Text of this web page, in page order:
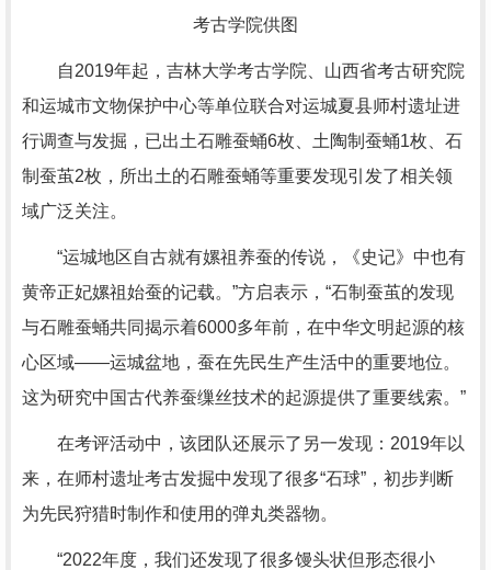
考古学院供图
自2019年起，吉林大学考古学院、山西省考古研究院
和运城市文物保护中心等单位联合对运城夏县师村遗址进
行调查与发掘，已出土石雕蚕蛹6枚、土陶制蚕蛹1枚、石
制蚕茧2枚，所出土的石雕蚕蛹等重要发现引发了相关领
域广泛关注。
“运城地区自古就有嫘祖养蚕的传说，《史记》中也有
黄帝正妃嫘祖始蚕的记载。”方启表示，“石制蚕茧的发现
与石雕蚕蛹共同揭示着6000多年前，在中华文明起源的核
心区域——运城盆地，蚕在先民生产生活中的重要地位。
这为研究中国古代养蚕缫丝技术的起源提供了重要线索。”
在考评活动中，该团队还展示了另一发现：2019年以
来，在师村遗址考古发掘中发现了很多“石球”，初步判断
为先民狩猎时制作和使用的弹丸类器物。
“2022年度，我们还发现了很多馒头状但形态很小